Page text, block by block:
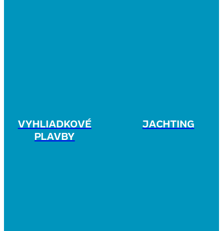
VYHLIADKOVÉ
PLAVBY
JACHTING